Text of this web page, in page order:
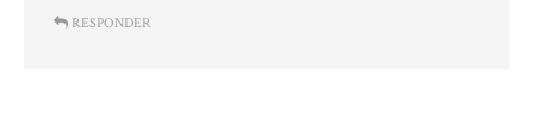
RESPONDER